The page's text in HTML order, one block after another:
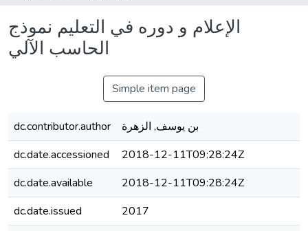
الإعلام و دوره في التعليم نموذج
الحاسب الآلي
Simple item page
dc.contributor.author
بن يوسف, الزهرة
dc.date.accessioned
2018-12-11T09:28:24Z
dc.date.available
2018-12-11T09:28:24Z
dc.date.issued
2017